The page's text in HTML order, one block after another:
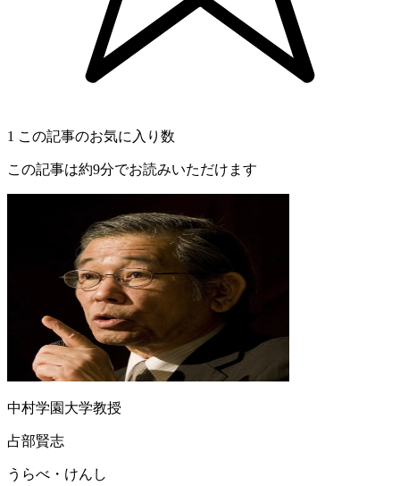
1 この記事のお気に入り数
この記事は約9分でお読みいただけます
中村学園大学教授
占部賢志
うらべ・けんし